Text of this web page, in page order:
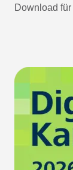
Download für